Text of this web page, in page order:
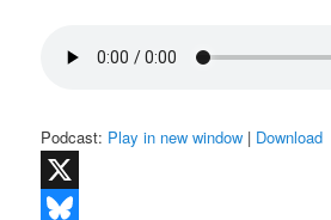
Podcast: Play in new window | Download
X